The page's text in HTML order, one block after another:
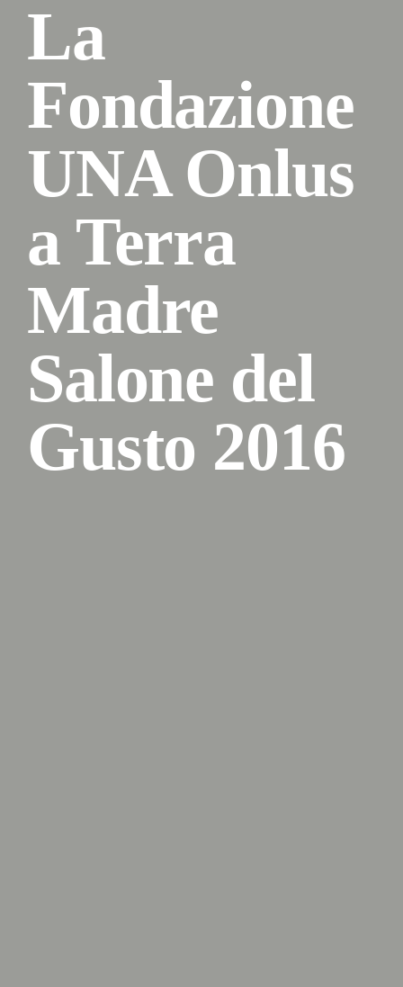
La
Fondazione
UNA Onlus
a Terra
Madre
Salone del
Gusto 2016